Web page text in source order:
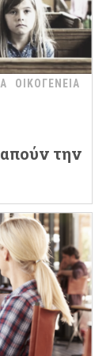
ΟΙΚΟΓΕΝΕΙΑ
την